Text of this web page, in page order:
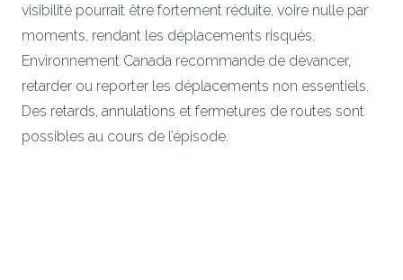
visibilité pourrait être fortement réduite, voire nulle par
moments, rendant les déplacements risqués.
Environnement Canada recommande de devancer,
retarder ou reporter les déplacements non essentiels.
Des retards, annulations et fermetures de routes sont
possibles au cours de l’épisode.